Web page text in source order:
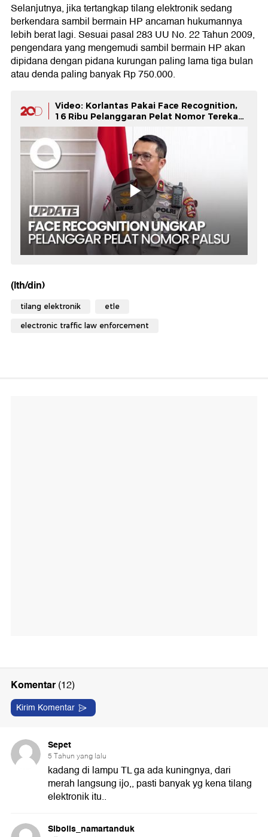
Selanjutnya, jika tertangkap tilang elektronik sedang
berkendara sambil bermain HP ancaman hukumannya
lebih berat lagi. Sesuai pasal 283 UU No. 22 Tahun 2009,
pengendara yang mengemudi sambil bermain HP akan
dipidana dengan pidana kurungan paling lama tiga bulan
atau denda paling banyak Rp 750.000.
Video: Korlantas Pakai Face Recognition,
16 Ribu Pelanggaran Pelat Nomor Terekam
ETLE
(lth/din)
tilang elektronik etle
electronic traffic law enforcement